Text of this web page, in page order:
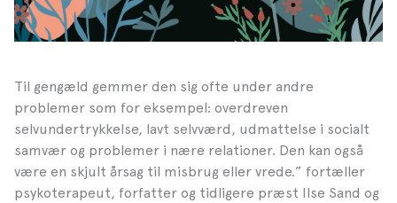
Til gengæld gemmer den sig ofte under andre
problemer som for eksempel: overdreven
selvundertrykkelse, lavt selvværd, udmattelse i socialt
samvær og problemer i nære relationer. Den kan også
være en skjult årsag til misbrug eller vrede.” fortæller
psykoterapeut, forfatter og tidligere præst Ilse Sand og